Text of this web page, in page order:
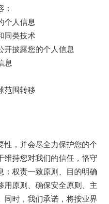
个人信息
同类技术
开披露您的个人信息
息
范围转移
性，并会尽全力保护您的个
维持您对我们的信任，恪守
：权责一致原则、目的明确
用原则、确保安全原则、主
同时，我们承诺，将按业界